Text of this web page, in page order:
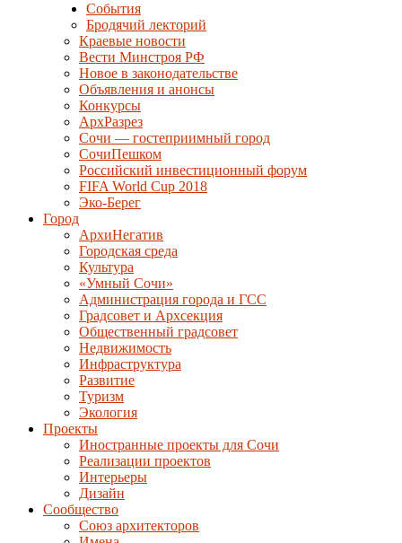
События
Бродячий лекторий
Краевые новости
Вести Минстроя РФ
Новое в законодательстве
Объявления и анонсы
Конкурсы
АрхРазрез
Сочи — гостеприимный город
СочиПешком
Российский инвестиционный форум
FIFA World Cup 2018
Эко-Берег
Город
АрхиНегатив
Городская среда
Культура
«Умный Сочи»
Администрация города и ГСС
Градсовет и Архсекция
Общественный градсовет
Недвижимость
Инфраструктура
Развитие
Туризм
Экология
Проекты
Иностранные проекты для Сочи
Реализации проектов
Интерьеры
Дизайн
Сообщество
Союз архитекторов